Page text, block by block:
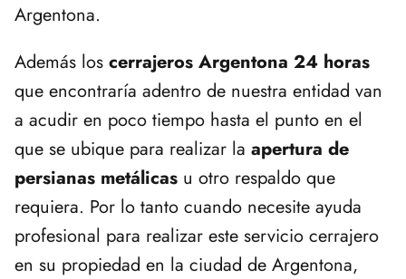
Argentona.
Además los cerrajeros Argentona 24 horas
que encontraría adentro de nuestra entidad van
a acudir en poco tiempo hasta el punto en el
que se ubique para realizar la apertura de
persianas metálicas u otro respaldo que
requiera. Por lo tanto cuando necesite ayuda
profesional para realizar este servicio cerrajero
en su propiedad en la ciudad de Argentona,